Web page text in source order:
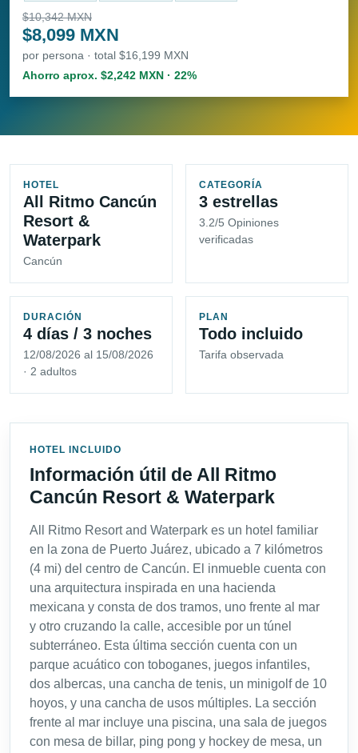
$10,342 MXN
$8,099 MXN
por persona · total $16,199 MXN
Ahorro aprox. $2,242 MXN · 22%
HOTEL
All Ritmo Cancún
Resort &
Waterpark
Cancún
CATEGORÍA
3 estrellas
3.2/5 Opiniones
verificadas
DURACIÓN
4 días / 3 noches
12/08/2026 al 15/08/2026
· 2 adultos
PLAN
Todo incluido
Tarifa observada
HOTEL INCLUIDO
Información útil de All Ritmo
Cancún Resort & Waterpark
All Ritmo Resort and Waterpark es un hotel familiar
en la zona de Puerto Juárez, ubicado a 7 kilómetros
(4 mi) del centro de Cancún. El inmueble cuenta con
una arquitectura inspirada en una hacienda
mexicana y consta de dos tramos, uno frente al mar
y otro cruzando la calle, accesible por un túnel
subterráneo. Esta última sección cuenta con un
parque acuático con toboganes, juegos infantiles,
dos albercas, una cancha de tenis, un minigolf de 10
hoyos, y una cancha de usos múltiples. La sección
frente al mar incluye una piscina, una sala de juegos
con mesa de billar, ping pong y hockey de mesa, un